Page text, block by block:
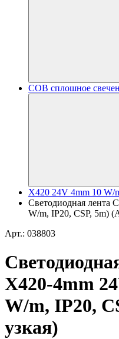
COB сплошное
X420 24V 4mm 10 W/
Светодиодная лента
W/m, IP20, CSP, 5m)
Арт.: 038803
X420-4mm
W/m, IP20,
узкая)